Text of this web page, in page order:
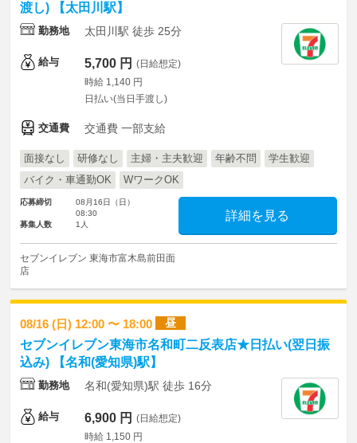
渡し) 【太田川駅】
勤務地 太田川駅 徒歩 25分
給与 5,700 円 (日給想定)
時給 1,140 円
日払い(当日手渡し)
交通費 交通費 一部支給
面接なし 研修なし 主婦・主夫歓迎 年齢不問
学生歓迎
バイク・車通勤OK
WワークOK
応募締切
08月16日（日）
08:30
募集人数
1人
詳細を見る
セブンイレブン 東海市富木島前田面
店
08/16 (日) 12:00 〜 18:00 昼
セブンイレブン東海市名和町二反表店★日払い(翌日振
込み) 【名和(愛知県)駅】
勤務地 名和(愛知県)駅 徒歩 16分
給与 6,900 円 (日給想定)
時給 1,150 円